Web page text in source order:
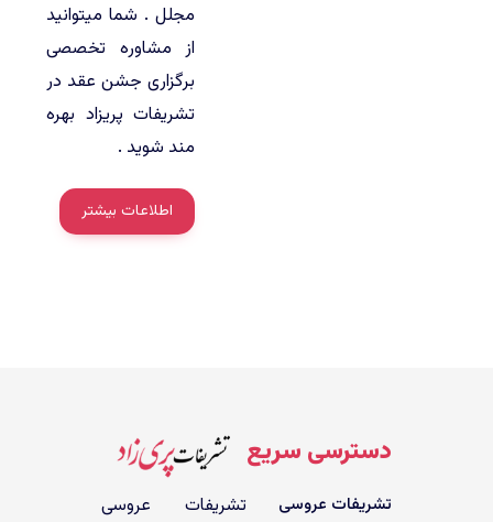
مجلل . شما میتوانید
از مشاوره تخصصی
برگزاری جشن عقد در
تشریفات پریزاد بهره
مند شوید .
اطلاعات بیشتر
دسترسی سریع
تشریفات عروسی
تشریفات عروسی